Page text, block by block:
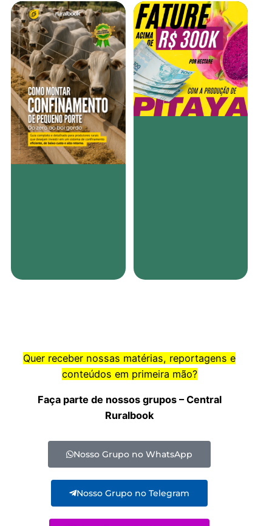
Quer receber nossas matérias, reportagens e
conteúdos em primeira mão?
Faça parte de nossos grupos – Central
Ruralbook
Nosso Grupo no WhatsApp
Nosso Grupo no Telegram